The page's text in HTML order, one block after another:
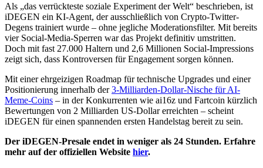
Als „das verrückteste soziale Experiment der Welt“ beschrieben, ist
iDEGEN ein KI-Agent, der ausschließlich von Crypto-Twitter-
Degens trainiert wurde – ohne jegliche Moderationsfilter. Mit bereits
vier Social-Media-Sperren war das Projekt definitiv umstritten.
Doch mit fast 27.000 Haltern und 2,6 Millionen Social-Impressions
zeigt sich, dass Kontroversen für Engagement sorgen können.
Mit einer ehrgeizigen Roadmap für technische Upgrades und einer
Positionierung innerhalb der3-Milliarden-Dollar-Nische für AI-
Meme-Coins – in der Konkurrenten wie ai16z und Fartcoin kürzlich
Bewertungen von 2 Milliarden US-Dollar erreichten – scheint
iDEGEN für einen spannenden ersten Handelstag bereit zu sein.
Der iDEGEN-Presale endet in weniger als 24 Stunden. Erfahre
mehr auf der offiziellen Website hier.